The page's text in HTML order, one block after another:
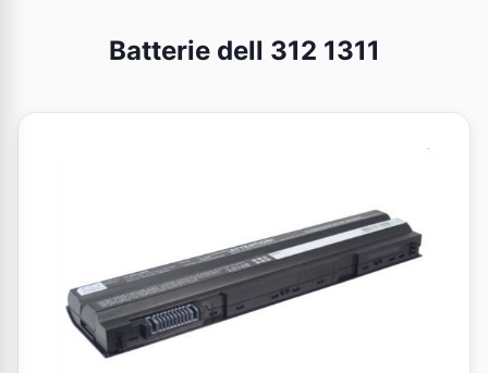
Batterie dell 312 1311